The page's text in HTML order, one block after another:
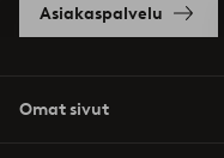
Asiakaspalvelu
Omat sivut